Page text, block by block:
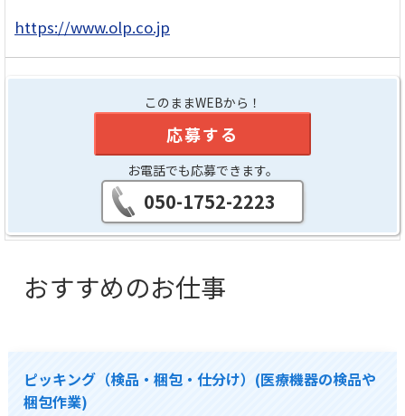
https://www.olp.co.jp
このままWEBから！
応募する
お電話でも応募できます。
050-1752-2223
おすすめのお仕事
ピッキング（検品・梱包・仕分け）(医療機器の検品や
梱包作業)